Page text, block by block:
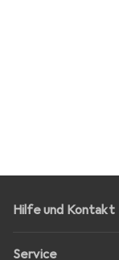
Hilfe und Kontakt
Service